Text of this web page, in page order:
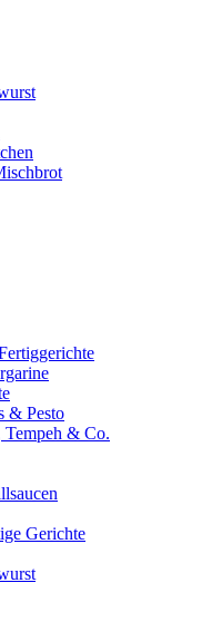
& Pesto
Tempeh & Co.
Gerichte